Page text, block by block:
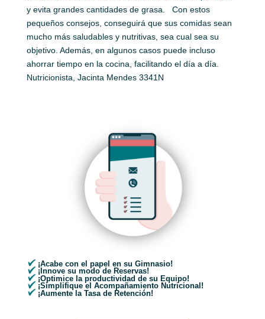
y evita grandes cantidades de grasa. Con estos
pequeños consejos, conseguirá que sus comidas sean
mucho más saludables y nutritivas, sea cual sea su
objetivo. Además, en algunos casos puede incluso
ahorrar tiempo en la cocina, facilitando el día a día.
Nutricionista, Jacinta Mendes 3341N
¡Acabe con el papel en su Gimnasio!
¡Innove su modo de Reservas!
¡Optimice la productividad de su Equipo!
¡Simplifique el Acompañamiento Nutricional!
¡Aumente la Tasa de Retención!